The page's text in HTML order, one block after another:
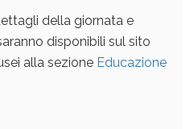
della giornata e
disponibili sul sito
alla sezione Educazione